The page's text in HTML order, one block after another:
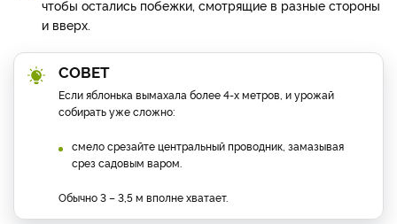
чтобы остались побежки, смотрящие в разные стороны
и вверх.
СОВЕТ
Если яблонька вымахала более 4-х метров, и урожай
собирать уже сложно:
смело срезайте центральный проводник, замазывая
срез садовым варом.
Обычно 3 – 3,5 м вполне хватает.